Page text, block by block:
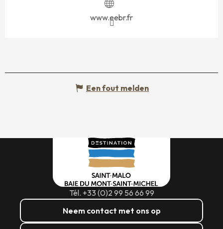
www.eebr.fr
Een fout melden
Tél. +33 (0)2 99 56 66 99
Neem contact met ons op